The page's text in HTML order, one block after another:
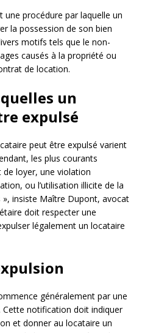
une procédure par laquelle un
la possession de son bien
motifs tels que le non-
causés à la propriété ou
de location.
un
expulsé
peut être expulsé varient
les plus courants
loyer, une violation
ou l’utilisation illicite de la
insiste Maître Dupont, avocat
doit respecter une
légalement un locataire
généralement par une
notification doit indiquer
et donner au locataire un